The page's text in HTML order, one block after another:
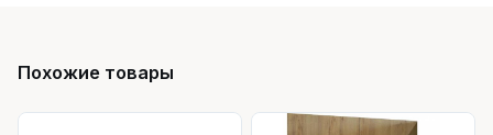
Похожие товары